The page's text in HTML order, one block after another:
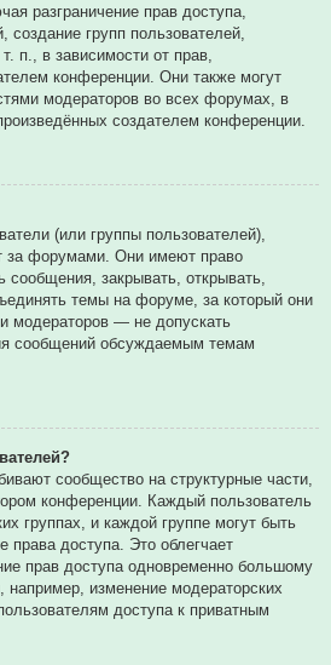
разграничение прав доступа,
создание групп пользователей,
п., в зависимости от прав,
конференции. Они также могут
модераторов во всех форумах, в
создателем конференции.
(или группы пользователей),
за форумами. Они имеют право
сообщения, закрывать, открывать,
темы на форуме, за который они
модераторов — не допускать
сообщений обсуждаемым темам
сообщество на структурные части,
конференции. Каждый пользователь
группах, и каждой группе могут быть
права доступа. Это облегчает
прав доступа одновременно большому
например, изменение модераторских
доступа к приватным